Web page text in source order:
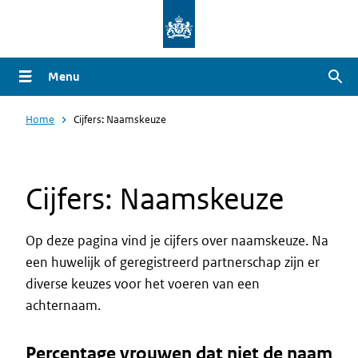
naar
de
gaan
Menu
Home Cijfers: Naamskeuze
Cijfers: Naamskeuze
Op deze pagina vind je cijfers over naamskeuze. Na
een huwelijk of geregistreerd partnerschap zijn er
diverse keuzes voor het voeren van een
achternaam.
Percentage vrouwen dat niet de naam